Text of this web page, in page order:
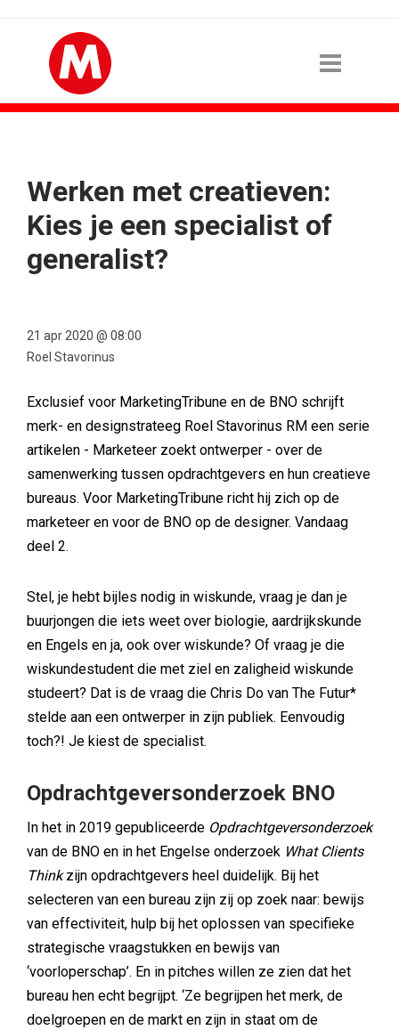
Werken met creatieven:
Kies je een specialist of
generalist?
21 apr 2020 @ 08:00
Roel Stavorinus
Exclusief voor MarketingTribune en de BNO schrijft
merk- en designstrateeg Roel Stavorinus RM een serie
artikelen - Marketeer zoekt ontwerper - over de
samenwerking tussen opdrachtgevers en hun creatieve
bureaus. Voor MarketingTribune richt hij zich op de
marketeer en voor de BNO op de designer. Vandaag
deel 2.
Stel, je hebt bijles nodig in wiskunde, vraag je dan je
buurjongen die iets weet over biologie, aardrijkskunde
en Engels en ja, ook over wiskunde? Of vraag je die
wiskundestudent die met ziel en zaligheid wiskunde
studeert? Dat is de vraag die Chris Do van The Futur*
stelde aan een ontwerper in zijn publiek. Eenvoudig
toch?! Je kiest de specialist.
Opdrachtgeversonderzoek BNO
In het in 2019 gepubliceerde Opdrachtgeversonderzoek
van de BNO en in het Engelse onderzoek What Clients
Thinkzijn opdrachtgevers heel duidelijk. Bij het
selecteren van een bureau zijn zij op zoek naar: bewijs
van effectiviteit, hulp bij het oplossen van specifieke
strategische vraagstukken en bewijs van
‘voorloperschap’. En in pitches willen ze zien dat het
bureau hen echt begrijpt. ‘Ze begrijpen het merk, de
doelgroepen en de markt en zijn in staat om de